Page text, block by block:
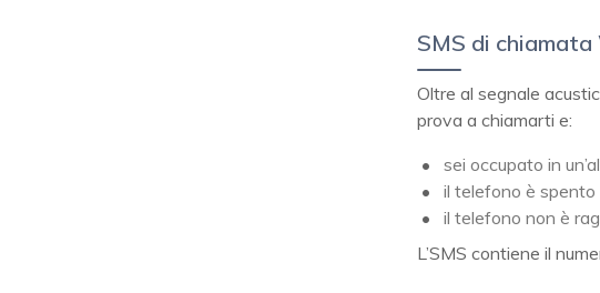
SMS di chiamata
Oltre al segnale
prova a chiamarti e:
sei occupato in
il telefono è spento
il telefono non è
L’SMS contiene il